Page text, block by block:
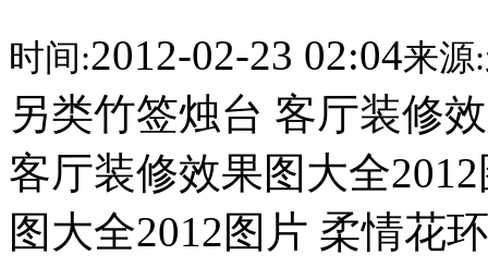
时间:2012-02-23 02:04来源:
另类竹签烛台 客厅装修
客厅装修效果图大全
图大全2012图片 柔情花